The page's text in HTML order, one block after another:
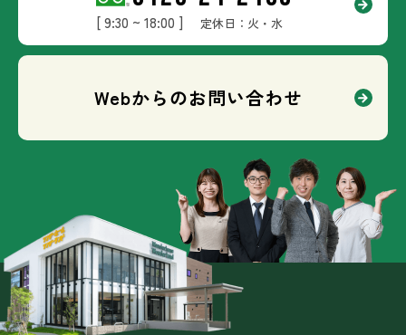
[ 9:30 ~ 18:00 ] 定休日：火・水
Webからのお問い合わせ